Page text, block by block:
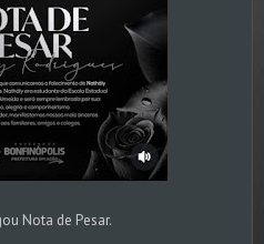
Nota de Pesar.